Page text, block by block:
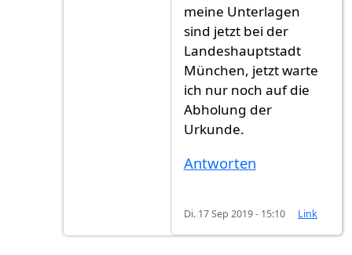
meine Unterlagen
sind jetzt bei der
Landeshauptstadt
München, jetzt warte
ich nur noch auf die
Abholung der
Urkunde.
Antworten
Di. 17 Sep 2019 - 15:10 Link